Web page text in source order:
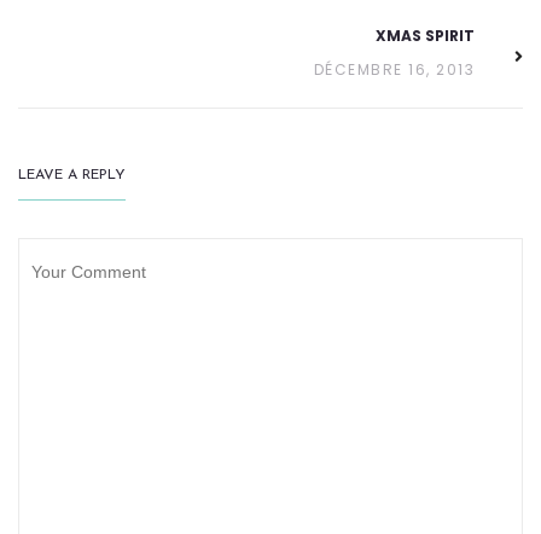
XMAS SPIRIT
DÉCEMBRE 16, 2013
LEAVE A REPLY